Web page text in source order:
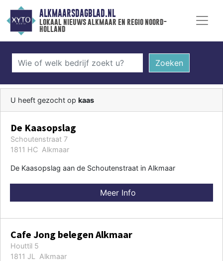
ALKMAARSDAGBLAD.NL
lokaal nieuws alkmaar en regio noord-
holland
Zoeken
U heeft gezocht op kaas
De Kaasopslag
Schoutenstraat 7
1811 HC Alkmaar
De Kaasopslag aan de Schoutenstraat in Alkmaar
Meer Info
Cafe Jong belegen Alkmaar
Houttil 5
1811 JL Alkmaar